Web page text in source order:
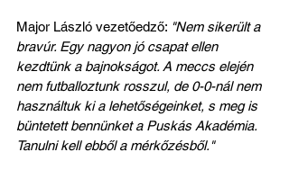
Major László vezetőedző: "Nem sikerült a
bravúr. Egy nagyon jó csapat ellen
kezdtünk a bajnokságot. A meccs elején
nem futballoztunk rosszul, de 0-0-nál nem
használtuk ki a lehetőségeinket, s meg is
büntetett bennünket a Puskás Akadémia.
Tanulni kell ebből a mérkőzésből."